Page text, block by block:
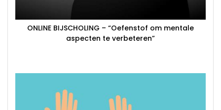
ONLINE BIJSCHOLING – “Oefenstof om mentale
aspecten te verbeteren”